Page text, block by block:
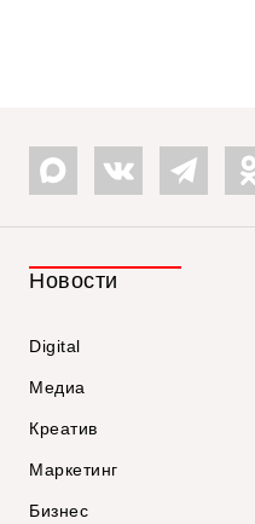
Новости
Digital
Медиа
Креатив
Маркетинг
Бизнес